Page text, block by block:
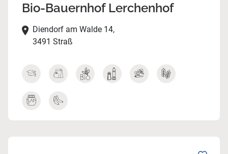
Bio-Bauernhof Lerchenhof
Diendorf am Walde 14,
3491 Straß